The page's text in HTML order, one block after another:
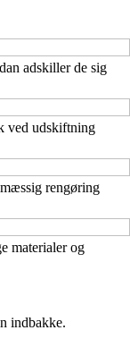
adskiller de sig
ved udskiftning
rengøring
materialer og
indbakke.